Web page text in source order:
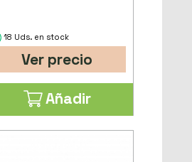
18 Uds. en stock
Ver precio
Añadir